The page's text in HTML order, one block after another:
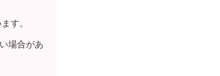
す。
場合があ